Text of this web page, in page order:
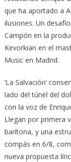
que ha aportado a
ilusiones. Un
Campón en la
Kevorkian en el
Music en Madrid.
‘La Salvación’
lado del túnel del
con la voz de
Llegan por primera
barítona, y una
compás en 6/8,
nueva propuesta